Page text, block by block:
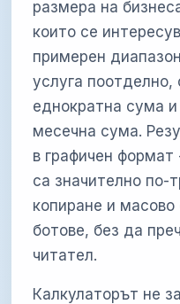
размера на
които се
примерен
услуга
еднократна сума
месечна сума.
в графичен
са значително по-
копиране и масово
ботове, без да
читател.
Калкулаторът не